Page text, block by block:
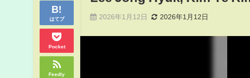
はてブ
Pocket
Feedly
2026年1月12日 2026年1月12日